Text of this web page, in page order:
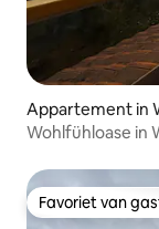
Appartement in
Wohlfühloase in
Favoriet van
Favoriet van